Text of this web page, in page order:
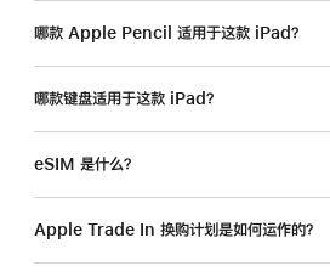
哪款 Apple Pencil 适用于这款 iPad？
哪款键盘适用于这款 iPad？
eSIM 是什么？
Apple Trade In 换购计划是如何运作的？